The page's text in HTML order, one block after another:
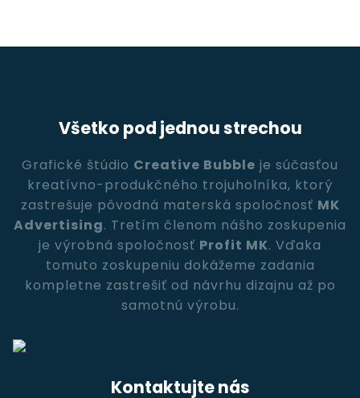
Všetko pod jednou strechou
Grafické štúdio Creative Bubble je súčasťou
kreatívno-produkčného trojuholníka, ktorý
zastrešuje pôvodná materská spoločnosť MK
Advertising. Tretím členom nášho zoskupenia
je výrobná spoločnosť Profit MK. Vďaka
tomuto zoskupeniu dokážeme zadania
kompletne zastrešiť od návrhu dizajnu až po
samotnú výrobu.
Kontaktujte nás